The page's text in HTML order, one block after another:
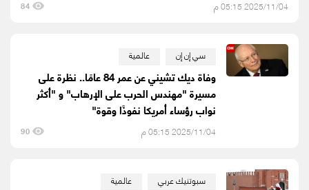
2025/11/04 05:15 م 84
سي إن إن عالمية
وفاة ديك تشيني عن عمر 84 عامًا.. نظرة على
مسيرة "مهندس الحرب على الإرهاب" و "أكثر
نواب رؤساء أمريكا نفوذًا وقوة"
2025/11/04 05:15 م 90
سبوتنيك عربي عالمية